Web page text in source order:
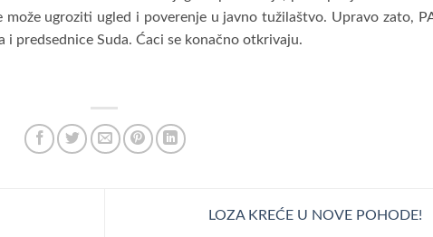
ugroziti ugled i poverenje u javno tužilaštvo. Upravo zato,
predsednice Suda. Ćaci se konačno otkrivaju.
LOZA KREĆE U NOVE POHODE!